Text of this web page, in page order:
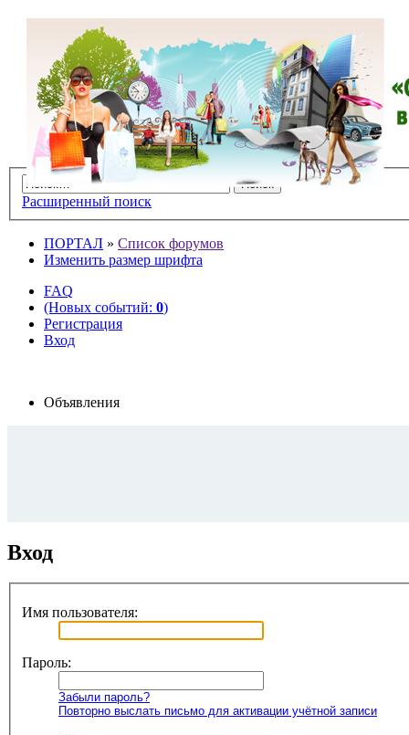
Расширенный поиск
ПОРТАЛ » Список форумов
Изменить размер шрифта
FAQ
(Новых событий: 0)
Регистрация
Вход
Объявления
Вход
Имя пользователя:
Пароль:
Забыли пароль?
Повторно выслать письмо для активации учётной записи